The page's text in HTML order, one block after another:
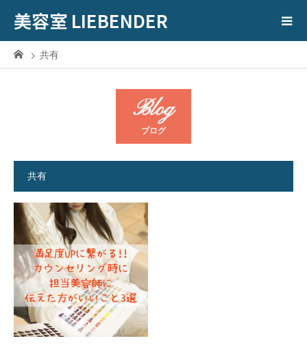
美容室 LIEBENDER
共有
Blog
ブログ
共有